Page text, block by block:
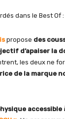
dans le Best Of :
propose des
d’apaiser la
les deux ne
de la marque
accessible